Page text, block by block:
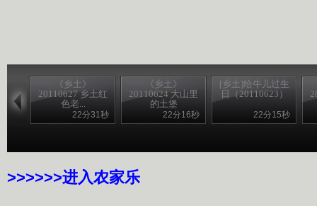
《乡土》
20110627 乡土红
色老...
22分31秒
《乡土》
20110624 大山里
的土堡
22分16秒
[乡土]给牛儿过生
日（20110623）
22分15秒
>>>>>>进入农家乐